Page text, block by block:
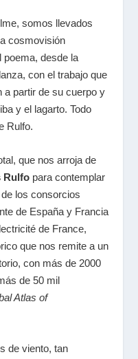
somos llevados
cosmovisión
poema, desde la
con el trabajo que
a partir de su cuerpo y
y el lagarto. Todo
Rulfo.
que nos arroja de
Rulfo para contemplar
los consorcios
de España y Francia
de France,
que nos remite a un
con más de 2000
de 50 mil
Atlas of
de viento, tan